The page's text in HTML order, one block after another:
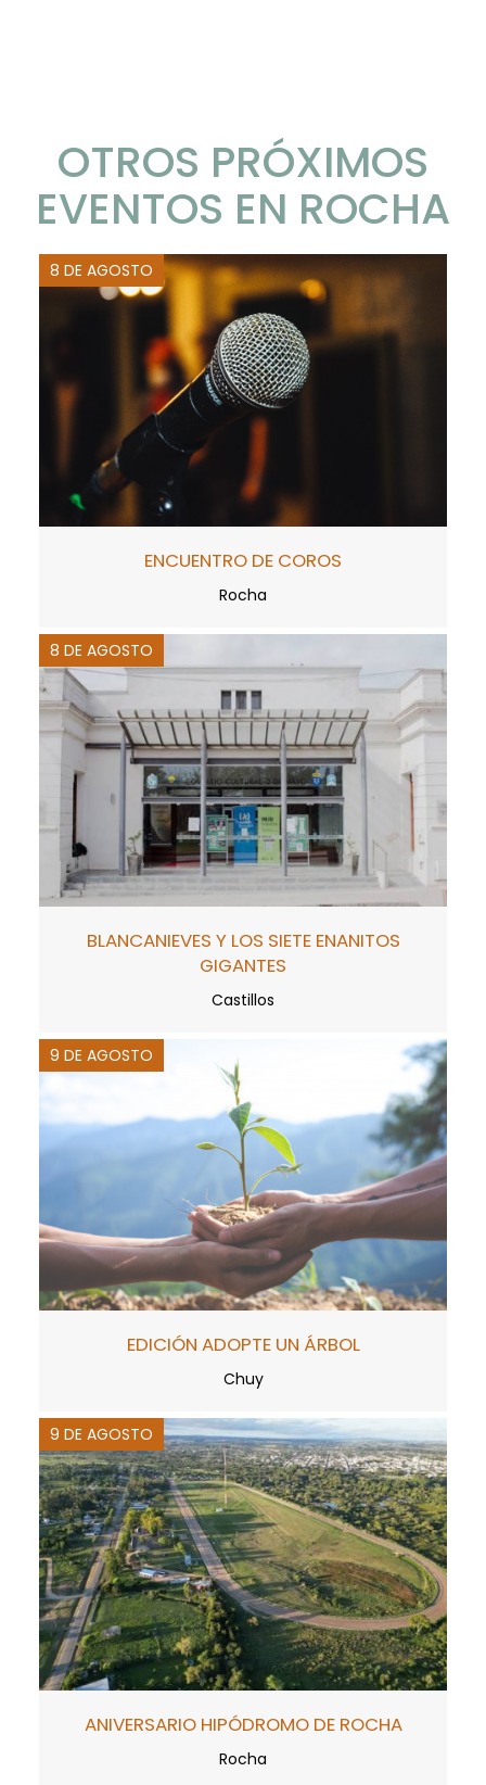
OTROS PRÓXIMOS
EVENTOS EN ROCHA
8 DE AGOSTO
ENCUENTRO DE COROS
Rocha
8 DE AGOSTO
BLANCANIEVES Y LOS SIETE ENANITOS
GIGANTES
Castillos
9 DE AGOSTO
EDICIÓN ADOPTE UN ÁRBOL
Chuy
9 DE AGOSTO
ANIVERSARIO HIPÓDROMO DE ROCHA
Rocha